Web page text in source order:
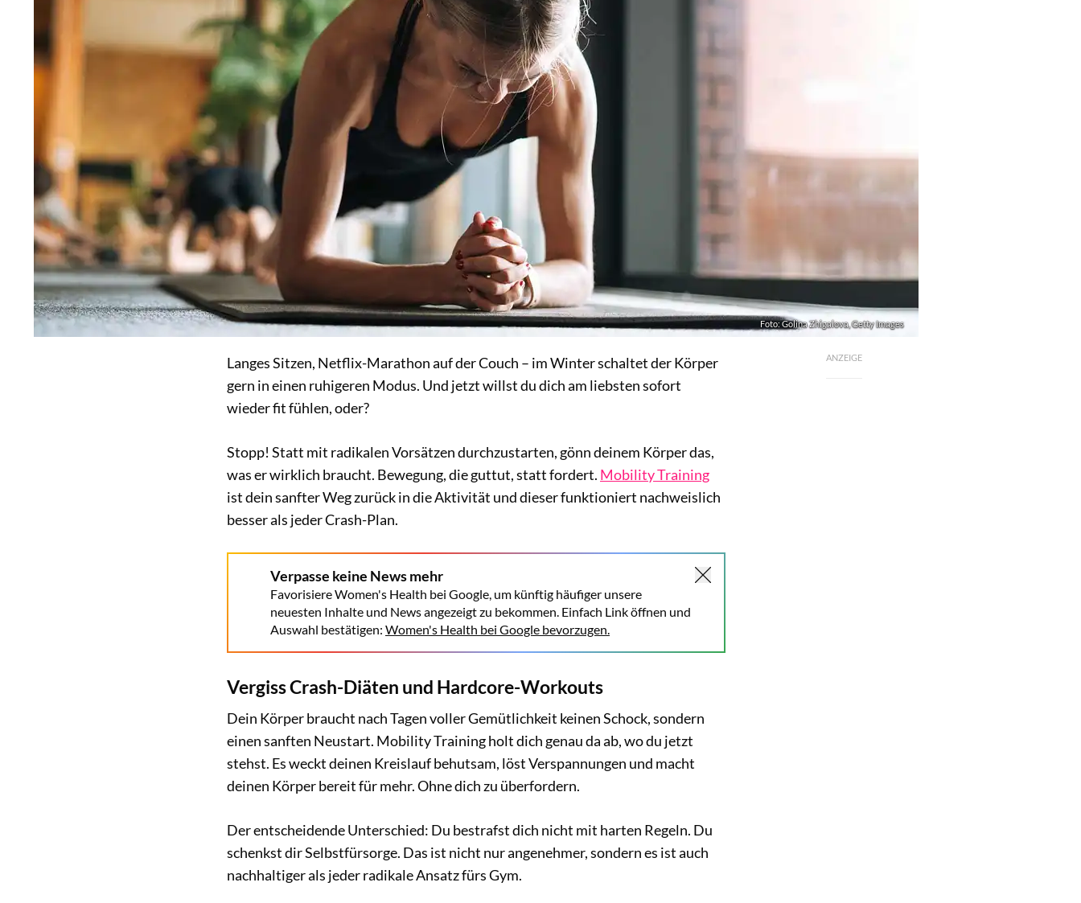
Foto: Golina Zhigalova, Getty Images
ANZEIGE
Langes Sitzen, Netflix-Marathon auf der Couch – im Winter schaltet der Körper
gern in einen ruhigeren Modus. Und jetzt willst du dich am liebsten sofort
wieder fit fühlen, oder?
Stopp! Statt mit radikalen Vorsätzen durchzustarten, gönn deinem Körper das,
was er wirklich braucht. Bewegung, die guttut, statt fordert. Mobility Training
ist dein sanfter Weg zurück in die Aktivität und dieser funktioniert nachweislich
besser als jeder Crash-Plan.
Verpasse keine News mehr
Favorisiere Women's Health bei Google, um künftig häufiger unsere
neuesten Inhalte und News angezeigt zu bekommen. Einfach Link öffnen und
Auswahl bestätigen: Women's Health bei Google bevorzugen.
Vergiss Crash-Diäten und Hardcore-Workouts
Dein Körper braucht nach Tagen voller Gemütlichkeit keinen Schock, sondern
einen sanften Neustart. Mobility Training holt dich genau da ab, wo du jetzt
stehst. Es weckt deinen Kreislauf behutsam, löst Verspannungen und macht
deinen Körper bereit für mehr. Ohne dich zu überfordern.
Der entscheidende Unterschied: Du bestrafst dich nicht mit harten Regeln. Du
schenkst dir Selbstfürsorge. Das ist nicht nur angenehmer, sondern es ist auch
nachhaltiger als jeder radikale Ansatz fürs Gym.